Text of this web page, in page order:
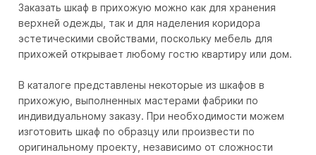
Заказать шкаф в прихожую можно как для хранения
верхней одежды, так и для наделения коридора
эстетическими свойствами, поскольку мебель для
прихожей открывает любому гостю квартиру или дом.
В каталоге представлены некоторые из шкафов в
прихожую, выполненных мастерами фабрики по
индивидуальному заказу. При необходимости можем
изготовить шкаф по образцу или произвести по
оригинальному проекту, независимо от сложности